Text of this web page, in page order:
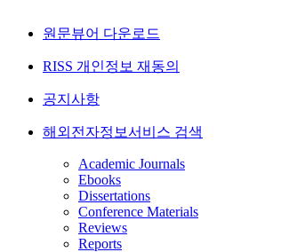
원문뷰어 다운로드
RISS 개인정보 재동의
공지사항
해외전자정보서비스 검색
Academic Journals
Ebooks
Dissertations
Conference Materials
Reviews
Reports